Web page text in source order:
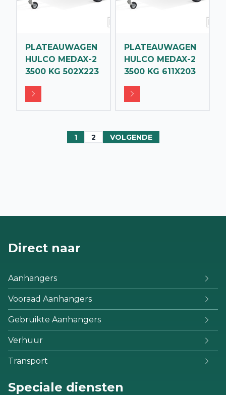
PLATEAUWAGEN
HULCO MEDAX-2
3500 KG 502X223
PLATEAUWAGEN
HULCO MEDAX-2
3500 KG 611X203
1 2 VOLGENDE
Direct naar
Aanhangers
Vooraad Aanhangers
Gebruikte Aanhangers
Verhuur
Transport
Speciale diensten